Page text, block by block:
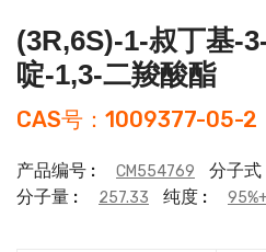
(3R,6S)-1-叔丁基-
啶-1,3-二羧酸酯
CAS号：1009377-05-2
产品编号 : CM554769 分子式
分子量 : 257.33 纯度 :